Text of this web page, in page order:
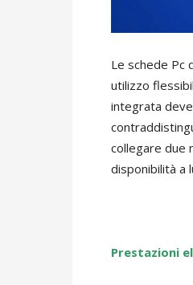
Le schede Pc
utilizzo
integrata
collegare due
disponibilità a
Prestazioni